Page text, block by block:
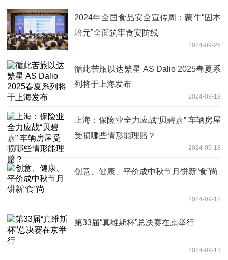
2024年全国食品安全宣传周：蒙牛“固本
培元”全面筑牢食安防线
2024-09-26
循此苦旅以达繁星 AS Dalio 2025春夏系
列将于上海发布
2024-09-19
上海：保险业全力应战“贝碧嘉” 车辆房屋
受损哪些情形能理赔？
2024-09-18
创意、健康、平价成中秋节月饼新“食”尚
2024-09-18
第33届“真维斯杯”总决赛在京举行
2024-09-13